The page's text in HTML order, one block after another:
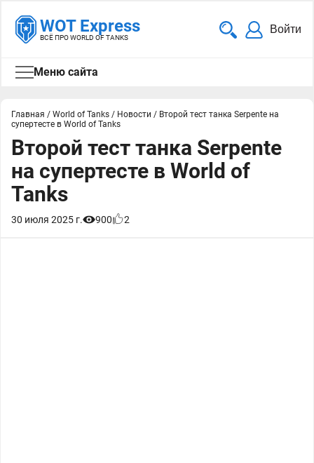
WOT Express
ВСЁ ПРО WORLD OF TANKS
Войти
Меню сайта
Главная / World of Tanks / Новости / Второй тест танка Serpente на
супертесте в World of Tanks
Второй тест танка Serpente
на супертесте в World of
Tanks
30 июля 2025 г. 900 2